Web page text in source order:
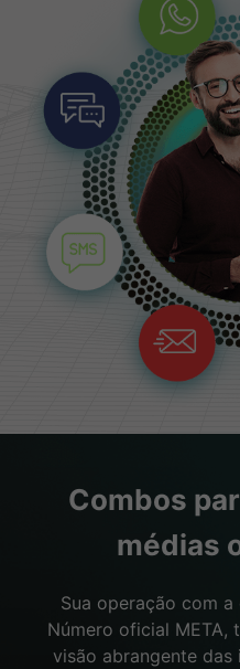
Combos
médias
Sua operação com
Número oficial META,
visão abrangente